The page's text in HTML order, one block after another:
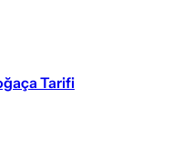
Tarifi